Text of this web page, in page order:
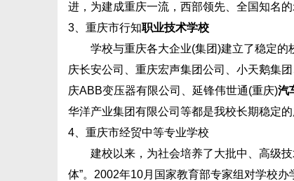
进，为建成重庆一流，西部领先、全国知名的
3、重庆市行知职业技术学校
学校与重庆各大企业(集团)建立了稳定的
庆长安公司、重庆宏声集团公司、小天鹅集
庆ABB变压器有限公司、延锋伟世通(重庆)汽
华洋产业集团有限公司等都是我校长期稳定
4、重庆市经贸中等专业学校
建校以来，为社会培养了大批中、高级技
体”。2002年10月国家教育部专家组对学校